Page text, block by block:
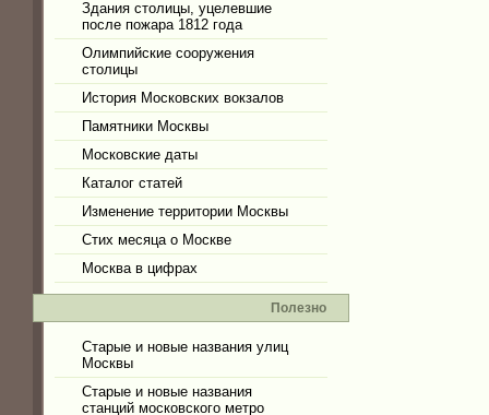
Здания столицы, уцелевшие
после пожара 1812 года
Олимпийские сооружения
столицы
История Московских вокзалов
Памятники Москвы
Московские даты
Каталог статей
Изменение территории Москвы
Стих месяца о Москве
Москва в цифрах
Полезно
Старые и новые названия улиц
Москвы
Старые и новые названия
станций московского метро